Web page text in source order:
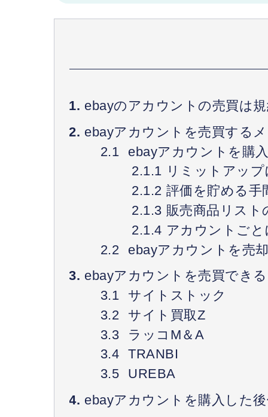
ebayのアカウントの売買は
ebayアカウントを売買する
ebayアカウントを購
リミットアッ
評価を貯める
販売商品リス
アカウントご
ebayアカウントを売
ebayアカウントを売買でき
サイトストック
サイト買取Z
ラッコM＆A
TRANBI
UREBA
ebayアカウントを購入した